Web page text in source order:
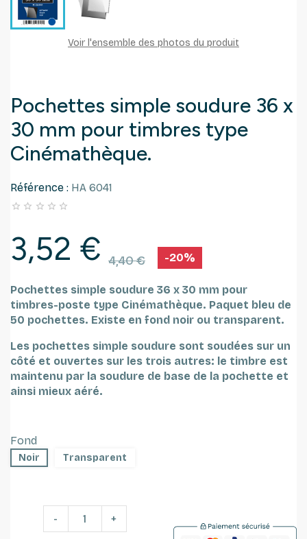
Voir l'ensemble des photos du produit
Pochettes simple soudure 36 x
30 mm pour timbres type
Cinémathèque.
Référence : HA 6041
    
3,52 € 4,40 € -20%
Pochettes simple soudure 36 x 30 mm pour
timbres-poste type Cinémathèque. Paquet bleu de
50 pochettes. Existe en fond noir ou transparent.
Les pochettes simple soudure sont soudées sur un
côté et ouvertes sur les trois autres: le timbre est
maintenu par la soudure de base de la pochette et
ainsi mieux aéré.
Fond
Noir Transparent
- +